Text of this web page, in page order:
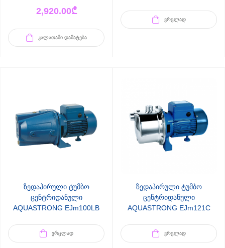
2,920.00₾
ᲙᲐᲚᲐᲗᲐᲨᲘ ᲓᲐᲛᲐᲢᲔᲑᲐ
ᲕᲠᲪᲚᲐᲓ
ზედაპირული ტუმბო
ცენტრიდანული
AQUASTRONG EJm100LB
ᲕᲠᲪᲚᲐᲓ
ზედაპირული ტუმბო
ცენტრიდანული
AQUASTRONG EJm121C
ᲕᲠᲪᲚᲐᲓ